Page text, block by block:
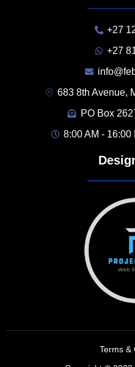
+27
+27
683 8th Avenue,
PO Box
8:00 AM -
Terms &